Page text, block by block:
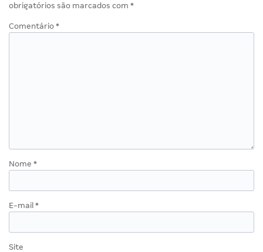
obrigatórios são marcados com *
Comentário *
Nome *
E-mail *
Site